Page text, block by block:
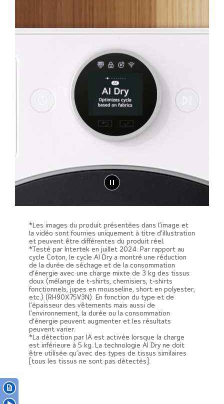
*Les images du produit présentées dans l’image et
la vidéo sont fournies uniquement à titre d'illustration
et peuvent être différentes du produit réel.
*Testé par Intertek en juillet 2024. Par rapport au
cycle Coton, le cycle AI Dry a montré une réduction
de la durée de séchage et de la consommation
d’énergie avec une charge mixte de 3 kg des tissus
doux (mélange de t-shirts, chemisiers, t-shirts
fonctionnels, jupes en mousseline, short en polyester,
etc.) (RH90X75V3N). En fonction du type et de
l’épaisseur des vêtements mais aussi de
l’environnement, la durée ou la consommation
d’énergie peuvent augmenter et les résultats
peuvent varier.
*La détection par IA est activée lorsque la charge
est inférieure à 5 kg. La technologie AI Dry ne doit
être utilisée qu’avec des types de tissus similaires
[tous les tissus ne sont pas détectés].